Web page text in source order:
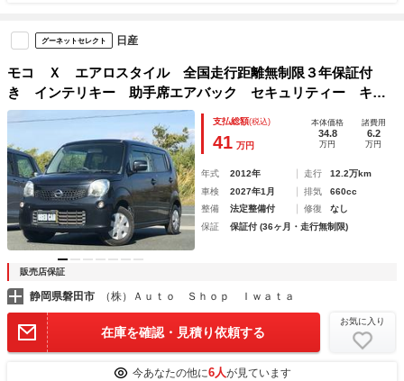
グーネットセレクト 日産
モコ Ｘ エアロスタイル 全国走行距離無制限３年保証付
き インテリキー 助手席エアバック セキュリティー キー
フリー パワーウィンドウ オートエアコン パワステ ベン
チシート 運転席エアバッグ アイドリングストップ ＡＢＳ
支払総額(税込)
41 万円
本体価格
34.8
万円
諸費用
6.2
万円
年式 2012年 走行
12.2万km
車検
2027年1月 排気
660cc
整備
法定整備付 修復
なし
保証
保証付 (36ヶ月・走行無制限)
販売店保証
静岡県磐田市 （株）Ａｕｔｏ Ｓｈｏｐ Ｉｗａｔａ
在庫を確認・見積り依頼する
お気に入り
今あなたの他に6人が見ています